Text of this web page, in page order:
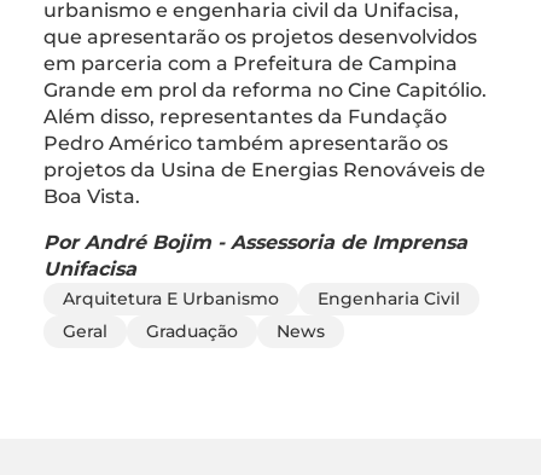
urbanismo e engenharia civil da Unifacisa,
que apresentarão os projetos desenvolvidos
em parceria com a Prefeitura de Campina
Grande em prol da reforma no Cine Capitólio.
Além disso, representantes da Fundação
Pedro Américo também apresentarão os
projetos da Usina de Energias Renováveis de
Boa Vista.
Por André Bojim - Assessoria de Imprensa
Unifacisa
Arquitetura E Urbanismo
Engenharia Civil
Geral
Graduação News